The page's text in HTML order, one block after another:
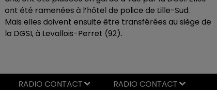
ont été ramenées à l’hôtel de police de Lille-Sud.
Mais elles doivent ensuite être transférées au siège de
la DGSI, à Levallois-Perret (92).
RADIO CONTACT